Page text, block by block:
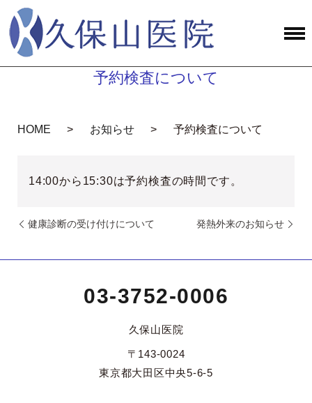
予約検査について
HOME お知らせ 予約検査について
14:00から15:30は予約検査の時間です。
健康診断の受け付けについて 発熱外来のお知らせ
03-3752-0006
久保山医院
〒143-0024
東京都大田区中央5-6-5